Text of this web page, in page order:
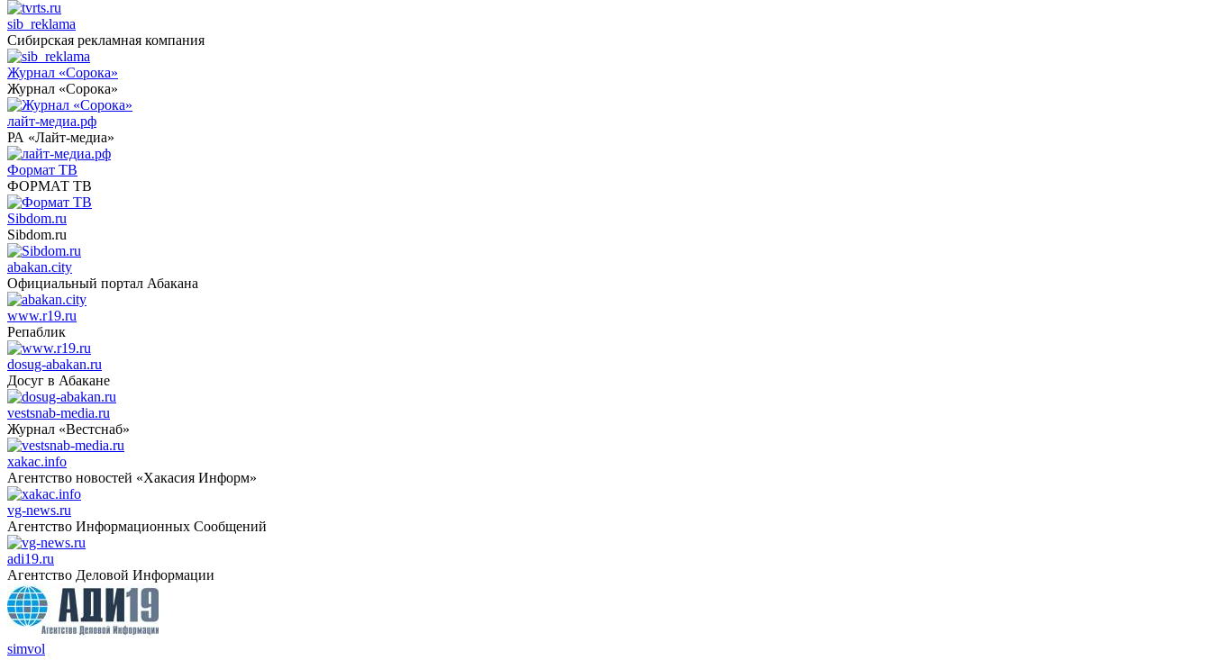
sib_reklama
Сибирская рекламная компания
Журнал «Сорока»
Журнал «Сорока»
лайт-медиа.рф
РА «Лайт-медиа»
Формат ТВ
ФОРМАТ ТВ
Sibdom.ru
Sibdom.ru
abakan.city
Официальный портал Абакана
www.r19.ru
Репаблик
dosug-abakan.ru
Досуг в Абакане
vestsnab-media.ru
Журнал «Вестснаб»
xakac.info
Агентство новостей «Хакасия Информ»
vg-news.ru
Агентство Информационных Сообщений
adi19.ru
Агентство Деловой Информации
simvol